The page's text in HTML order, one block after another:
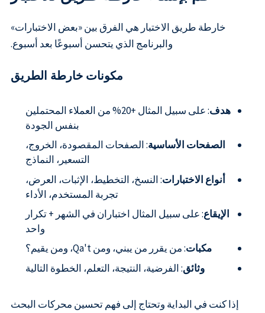
خارطة طريق الاختبار هي الفرق بين «بعض الاختبارات»
والبرنامج الذي يتحسن أسبوعًا بعد أسبوع.
مكونات خارطة الطريق
هدف
: على سبيل المثال +20% من العملاء المحتملين
بنفس الجودة
الصفحات الأساسية: الصفحات المقصودة، الخروج،
التسعير، النماذج
أنواع الاختبارات: النسخ، التخطيط، الإثبات، العرض،
تجربة المستخدم، الأداء
الإيقاع: على سبيل المثال اختباران في الشهر + تكرار
واحد
مكبات: من يقرر من يبني، ومن Qa't، ومن يقيم؟
وثائق: الفرضية، النتيجة، التعلم، الخطوة التالية
إذا كنت في البداية وتحتاج إلى فهم تحسين محركات البحث